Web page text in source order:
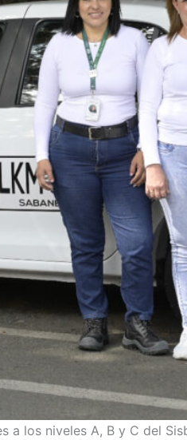
a los niveles A, B y C del